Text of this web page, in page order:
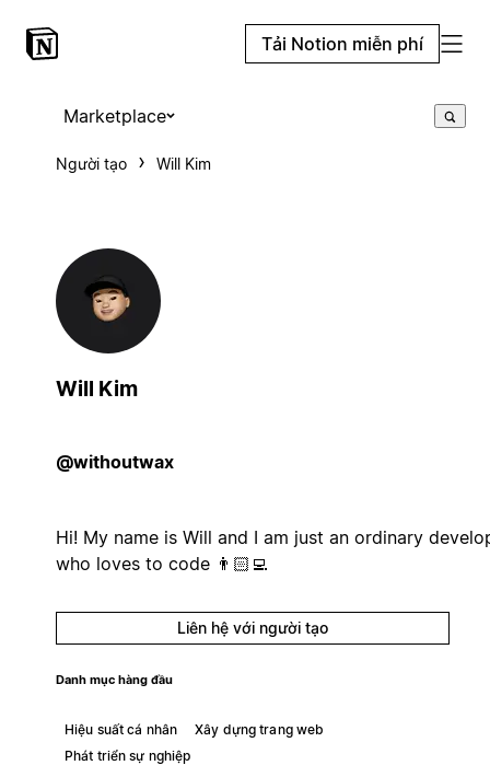
Tải Notion miễn phí
Marketplace
Người tạo Will Kim
Will Kim
@withoutwax
Hi! My name is Will and I am just an ordinary
who loves to code 👨🏻‍💻
Liên hệ với người tạo
Danh mục hàng đầu
Hiệu suất cá nhân
Xây dựng trang web
Phát triển sự nghiệp